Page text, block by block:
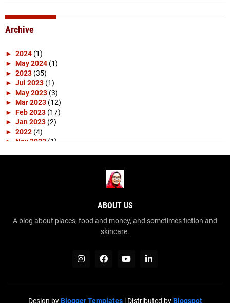
Archive
► 2024 (1)
► May 2024 (1)
► 2023 (35)
► Jul 2023 (1)
► May 2023 (3)
► Mar 2023 (12)
► Feb 2023 (17)
► Jan 2023 (2)
► 2022 (4)
► Nov 2022 (1)
►Dec 2018(2)
ABOUT US
A blog about places, food and money, and sometimes fiction and
skincare.
Design byBlogger Templates| Distributed byBlogspot